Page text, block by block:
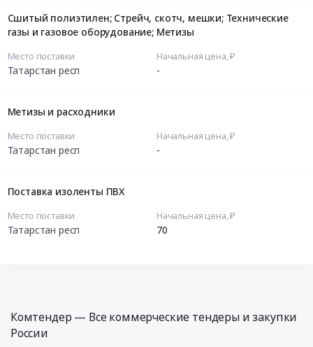
Сшитый полиэтилен; Стрейч, скотч, мешки; Технические
газы и газовое оборудование; Метизы
Место поставки
Татарстан респ
Начальная цена, ₽
-
Метизы и расходники
Место поставки
Татарстан респ
Начальная цена, ₽
-
Поставка изоленты ПВХ
Место поставки
Татарстан респ
Начальная цена, ₽
70
Комтендер — Все коммерческие тендеры и закупки
России